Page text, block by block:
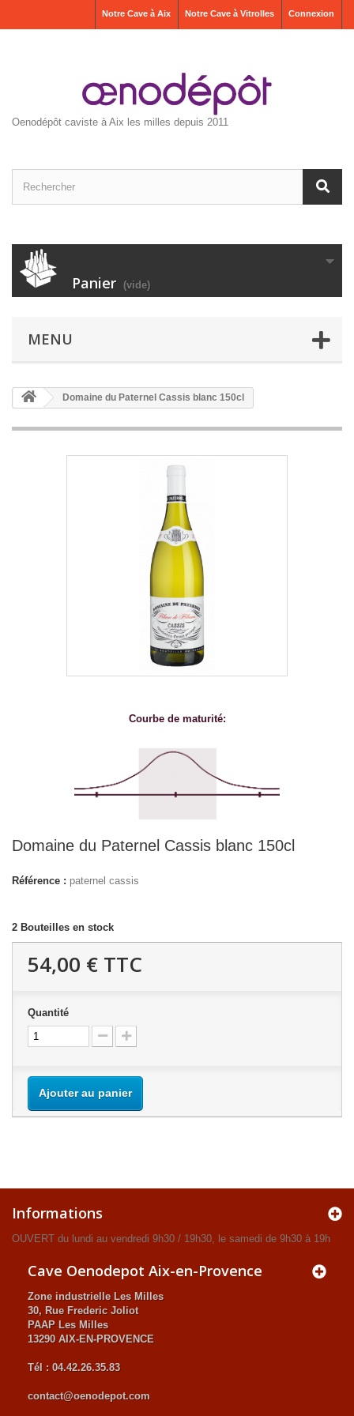
Connexion
Notre Cave à Vitrolles
Notre Cave à Aix
Oenodépôt caviste à Aix les milles depuis 2011
Panier (vide)
MENU
Domaine du Paternel Cassis blanc 150cl
Courbe de maturité:
Domaine du Paternel Cassis blanc 150cl
Référence : paternel cassis
2 Bouteilles en stock
54,00 € TTC
Quantité
Ajouter au panier
Informations
OUVERT du lundi au vendredi 9h30 / 19h30, le samedi de 9h30 à 19h
Cave Oenodepot Aix-en-Provence
Zone industrielle Les Milles
30, Rue Frederic Joliot
PAAP Les Milles
13290 AIX-EN-PROVENCE
Tél : 04.42.26.35.83
contact@oenodepot.com